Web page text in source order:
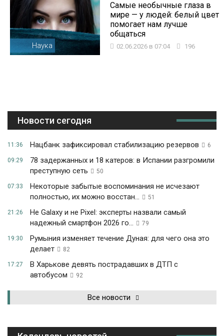
Наука
Самые необычные глаза в
мире — у людей: белый цвет
помогает нам лучше
общаться
02.06.2026 в 07:04 196
Новости сегодня
11:36 Нацбанк зафиксировал стабилизацию резервов 6
09:29
78 задержанных и 18 катеров: в Испании разгромили
преступную сеть
50
07:33
Некоторые забытые воспоминания не исчезают
полностью, их можно восстан...
51
21:26
Не Galaxy и не Pixel: эксперты назвали самый
надежный смартфон 2026 го...
79
19:30
Румыния изменяет течение Дуная: для чего она это
делает
82
17:27
В Харькове девять пострадавших в ДТП с
автобусом
92
Все новости